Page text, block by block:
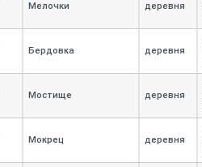
Мелочки деревня
Бердовка деревня
Мостище деревня
Мокрец деревня